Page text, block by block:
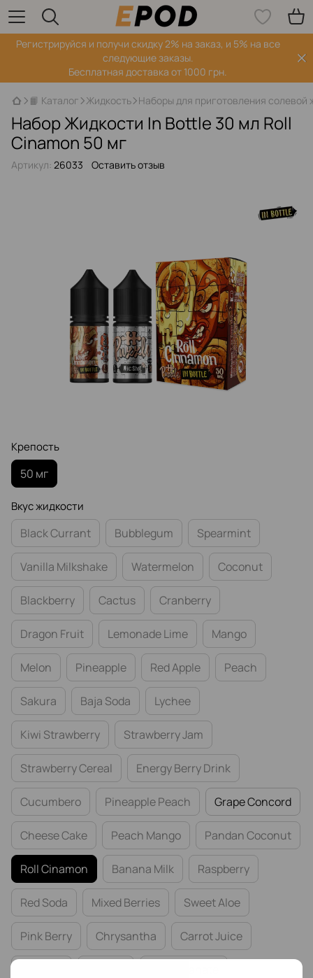
Регистрируйся‌ и получи скидку 2% на заказ, и 5% на все
следующие заказы.
Бесплатная доставка от 1000 грн.
📙 Каталог Жидкость Наборы для приготовления солевой
Набор Жидкости In Bottle 30 мл Roll
Cinamon 50 мг
Артикул: 26033 Оставить отзыв
Крепость
50 мг
Вкус жидкости
Black Currant Bubblegum Spearmint
Vanilla Milkshake Watermelon Coconut
Blackberry Cactus Cranberry
Dragon Fruit Lemonade Lime Mango
Melon Pineapple Red Apple Peach
Sakura Baja Soda Lychee
Kiwi Strawberry Strawberry Jam
Strawberry Cereal Energy Berry Drink
Cucumbero Pineapple Peach Grape Concord
Cheese Cake Peach Mango Pandan Coconut
Roll Cinamon Banana Milk Raspberry
Red Soda Mixed Berries Sweet Aloe
Pink Berry Chrysantha Carrot Juice